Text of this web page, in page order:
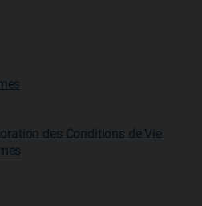
des Conditions de Vie